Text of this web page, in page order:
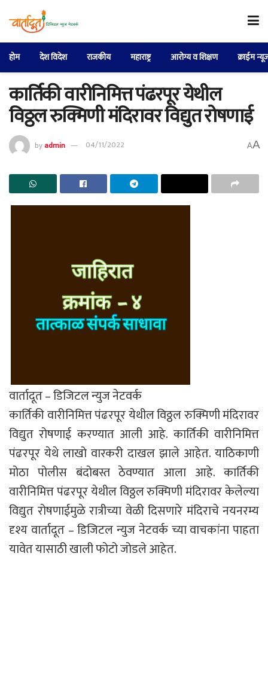
होम देश विदेश राजकीय महाराष्ट्र आरोग्य व शिक्षण क्राईम
कार्तिकी वारीनिमित्त पंढरपूर येथील
विठ्ठल रुक्मिणी मंदिरावर विद्युत रोषणाई
byadmin 04/11/2022 AA
वार्तादूत – डिजिटल न्युज नेटवर्क
कार्तिकी वारीनिमित्त पंढरपूर येथील विठ्ठल रुक्मिणी मंदिरावर
विद्युत रोषणाई करण्यात आली आहे. कार्तिकी वारीनिमित्त
पंढरपूर येथे लाखो वारकरी दाखल झाले आहेत. याठिकाणी
मोठा पोलीस बंदोबस्त ठेवण्यात आला आहे. कार्तिकी
वारीनिमित्त पंढरपूर येथील विठ्ठल रुक्मिणी मंदिरावर केलेल्या
विद्युत रोषणाईमुळे रात्रीच्या वेळी दिसणारे मंदिराचे नयनरम्य
दृश्य वार्तादूत – डिजिटल न्युज नेटवर्क च्या वाचकांना पाहता
यावेत यासाठी खाली फोटो जोडले आहेत.